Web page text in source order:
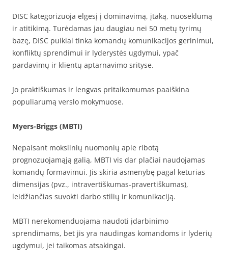
DISC kategorizuoja elgesį į dominavimą, įtaką, nuoseklumą
ir atitikimą. Turėdamas jau daugiau nei 50 metų tyrimų
bazę, DISC puikiai tinka komandų komunikacijos gerinimui,
konfliktų sprendimui ir lyderystės ugdymui, ypač
pardavimų ir klientų aptarnavimo srityse.
Jo praktiškumas ir lengvas pritaikomumas paaiškina
populiarumą verslo mokymuose.
Myers-Briggs (MBTI)
Nepaisant mokslinių nuomonių apie ribotą
prognozuojamąją galią, MBTI vis dar plačiai naudojamas
komandų formavimui. Jis skiria asmenybę pagal keturias
dimensijas (pvz., intravertiškumas-pravertiškumas),
leidžiančias suvokti darbo stilių ir komunikaciją.
MBTI nerekomenduojama naudoti įdarbinimo
sprendimams, bet jis yra naudingas komandoms ir lyderių
ugdymui, jei taikomas atsakingai.